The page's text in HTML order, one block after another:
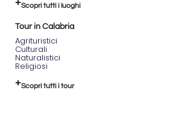
Scopri tutti i luoghi
Tour in Calabria
Agrituristici
Culturali
Naturalistici
Religiosi
Scopri tutti i tour